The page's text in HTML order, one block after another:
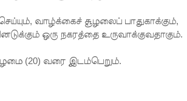
வாழ்க்கைச் சூழலைப் பாதுகாக்கும்,
ஒரு நகரத்தை உருவாக்குவதாகும்.
(20) வரை இடம்பெறும்.